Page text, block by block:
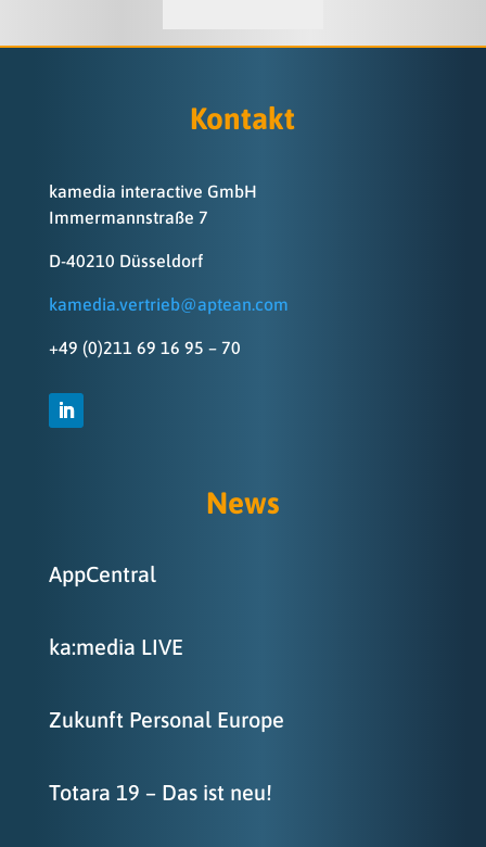
Kontakt
kamedia interactive GmbH
Immermannstraße 7
D-40210 Düsseldorf
kamedia.vertrieb@aptean.com
+49 (0)211 69 16 95 – 70
News
AppCentral
ka:media LIVE
Zukunft Personal Europe
Totara 19 – Das ist neu!